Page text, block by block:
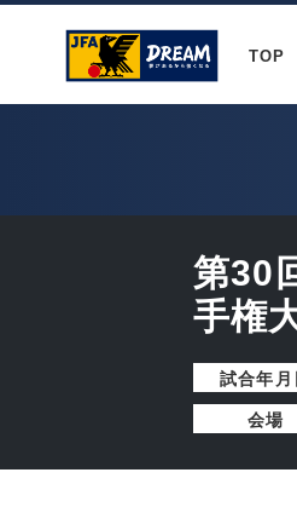
TOP
第30
手権
試合年月
会場